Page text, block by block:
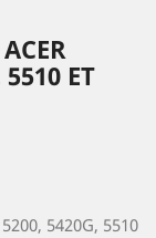
ET
5420G, 5510